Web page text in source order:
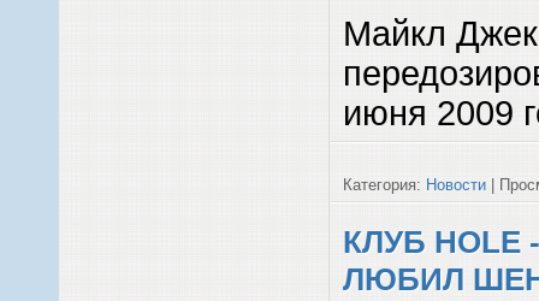
Майкл
июня 2009
Категория: Новости |
КЛУБ
ЛЮБИЛ